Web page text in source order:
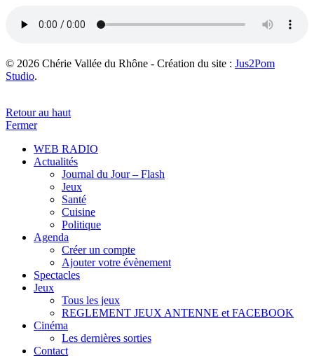
© 2026 Chérie Vallée du Rhône - Création du site : Jus2Pom
Studio.
Retour au haut
Fermer
WEB RADIO
Actualités
Journal du Jour – Flash
Jeux
Santé
Cuisine
Politique
Agenda
Créer un compte
Ajouter votre évènement
Spectacles
Jeux
Tous les jeux
REGLEMENT JEUX ANTENNE et FACEBOOK
Cinéma
Les dernières sorties
Contact